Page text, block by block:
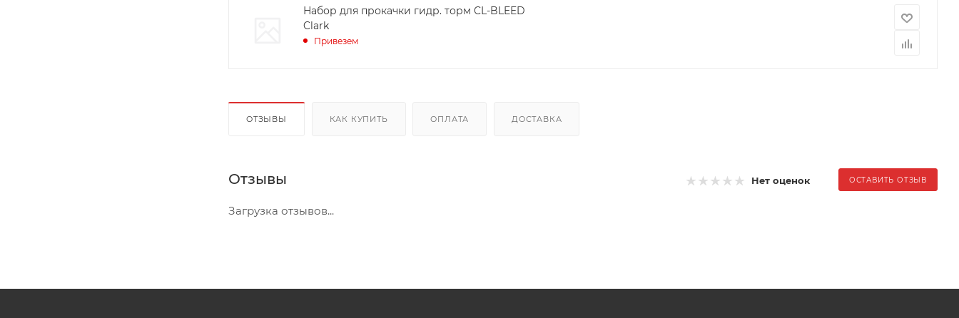
Набор для прокачки гидр. торм CL-BLEED
Clark
Привезем
ОТЗЫВЫ КАК КУПИТЬ ОПЛАТА ДОСТАВКА
Отзывы Нет оценок ОСТАВИТЬ ОТЗЫВ
Загрузка отзывов...